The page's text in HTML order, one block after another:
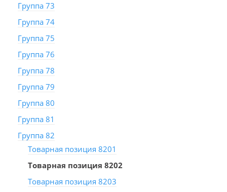
Группа 73
Группа 74
Группа 75
Группа 76
Группа 78
Группа 79
Группа 80
Группа 81
Группа 82
Товарная позиция 8201
Товарная позиция 8202
Товарная позиция 8203